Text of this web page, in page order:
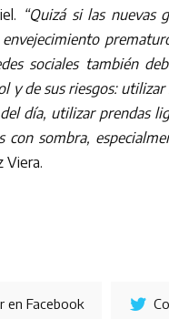
“Quizá si las nuevas
sociales también
y de sus riesgos:
día, utilizar prendas
con sombra,
Viera.
en Facebook